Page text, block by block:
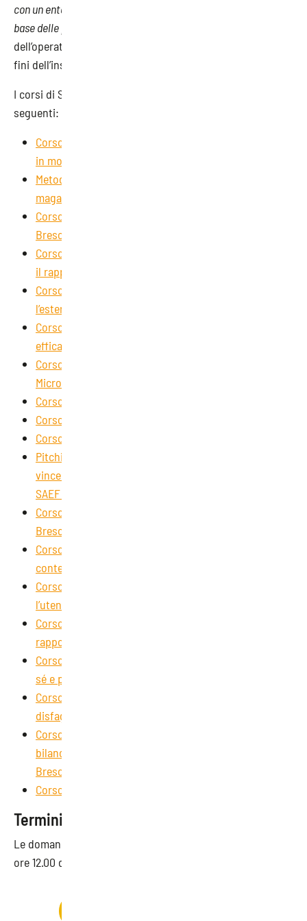
con un ente formativo i contenuti dell’offerta formativa sulla
base delle proprie esigenze aziendali.
dell’operatore stesso trasmetterla a Regione Lombardia ai
fini dell’inserimento nel Catalogo regionale.
I corsi di SAEF attualmente già inseriti nel Catalogo sono i
seguenti:
Corso per smart workers: realizzare la propria attività
in modalità “agile” | SAEF Brescia
Metodi, procedure e tecniche di organizzazione del
magazzino | SAEF Brescia
Corso “Gestire la relazione con il cliente” | SAEF
Brescia
Corso “Tecniche di ascolto per gestire efficacemente
il rapporto con i collaboratori” | SAEF Brescia
Corso di business english per comunicare meglio con
l’estero | SAEF Brescia
Corso per effettuare una vendita con tecniche
efficaci | SAEF Brescia
Corso: la gestione dei dati attraverso l’utilizzo di
Microsoft Excel | SAEF Brescia
Corso: il disegno tecnico con Autocad | SAEF Brescia
Corso sulla gestione dei reclami | SAEF Brescia
Corso di italiano per stranieri | SAEF Brescia
Pitching e Corporation Storytelling: gli strumenti
vincenti per arrivare al cuore del tuo interlocutore |
SAEF Brescia
Corso “Le attività di controllo di gestione” | SAEF
Brescia
Corso “Gestione delle relazioni coi collaboratori in un
contesto di lavoro” | SAEF Brescia
Corso “Tecniche di relazione e comunicazione con
l’utente affetto da demenza” | SAEF Brescia
Corso “Relazione interna e gestione delle criticità nei
rapporti professionali” | SAEF Brescia
Corso “La prevenzione delle situazioni di rischio per
sé e per gli altri” | SAEF Brescia
Corso “Tecniche di analisi dei bisogni dell’utenza:
disfagia e demenza” | SAEF Brescia
Corso “Riforma del terzo settore: aspetti contabili,
bilancio sociale e controllo di gestione pratico” | SAEF
Brescia
Corso di Spagnolo | SAEF Brescia
Termini di presentazione
Le domande potranno essere presentate a partire dalle
ore 12.00 dell’08/07/2026 fino ad esaurimento risorse.